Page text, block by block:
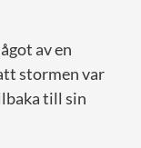
av en
stormen var
till sin